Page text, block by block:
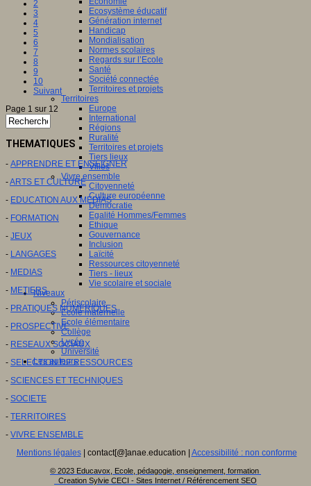
Ecosystème éducatif
Génération internet
Handicap
Mondialisation
Normes scolaires
Regards sur l’Ecole
Santé
Société connectée
Territoires et projets
Territoires
Europe
International
Régions
Ruralité
Territoires et projets
Tiers lieux
Villes
Vivre ensemble
Citoyenneté
Culture européenne
Démocratie
Egalité Hommes/Femmes
Ethique
Gouvernance
Inclusion
Laïcité
Ressources citoyenneté
Tiers - lieux
Vie scolaire et sociale
Niveaux
Périscolaire
Ecole maternelle
Ecole élémentaire
Collège
Lycée
Université
Les auteurs
2
3
4
5
6
7
8
9
10
Suivant
Page 1 sur 12
THEMATIQUES
- APPRENDRE ET ENSEIGNER
-ARTS ET CULTURE
- EDUCATION AUX MEDIAS
- FORMATION
- JEUX
- LANGAGES
- MEDIAS
- METIERS
- PRATIQUES NUMERIQUES
- PROSPECTIVE
- RESEAUX SOCIAUX
- SELECTION DE RESSOURCES
- SCIENCES ET TECHNIQUES
- SOCIETE
- TERRITOIRES
- VIVRE ENSEMBLE
Mentions légales| contact[@]anae.education | Accessibilité : non conforme
© 2023 Educavox, Ecole, pédagogie, enseignement, formation
Creation Sylvie CECI - Sites Internet / Référencement SEO